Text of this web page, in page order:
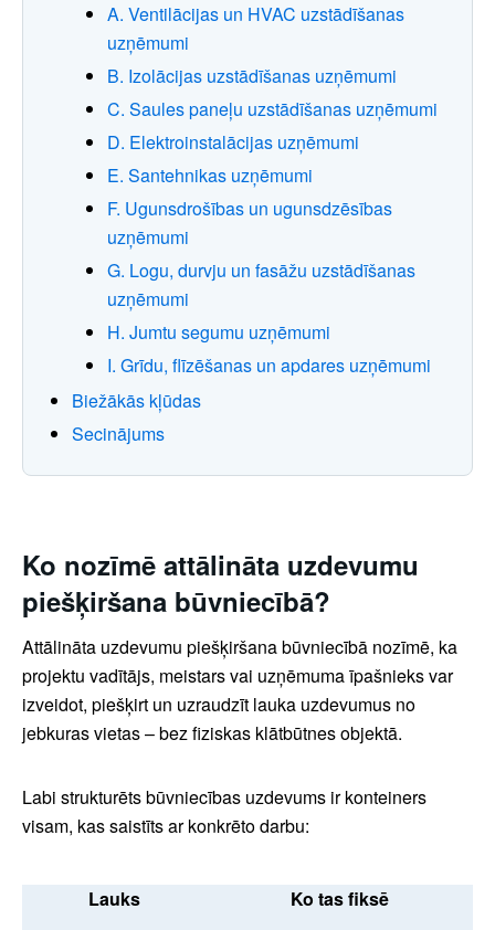
A. Ventilācijas un HVAC uzstādīšanas
uzņēmumi
B. Izolācijas uzstādīšanas uzņēmumi
C. Saules paneļu uzstādīšanas uzņēmumi
D. Elektroinstalācijas uzņēmumi
E. Santehnikas uzņēmumi
F. Ugunsdrošības un ugunsdzēsības
uzņēmumi
G. Logu, durvju un fasāžu uzstādīšanas
uzņēmumi
H. Jumtu segumu uzņēmumi
I. Grīdu, flīzēšanas un apdares uzņēmumi
Biežākās kļūdas
Secinājums
Ko nozīmē attālināta uzdevumu
piešķiršana būvniecībā?
Attālināta uzdevumu piešķiršana būvniecībā nozīmē, ka
projektu vadītājs, meistars vai uzņēmuma īpašnieks var
izveidot, piešķirt un uzraudzīt lauka uzdevumus no
jebkuras vietas – bez fiziskas klātbūtnes objektā.
Labi strukturēts būvniecības uzdevums ir konteiners
visam, kas saistīts ar konkrēto darbu:
Lauks Ko tas fiksē